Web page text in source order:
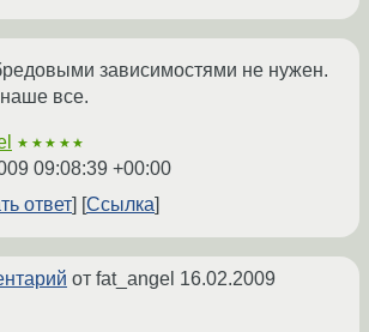
зависимостями не нужен.
все.
★★★★★
09:08:39 +00:00
ответ
Ссылка
от fat_angel 16.02.2009